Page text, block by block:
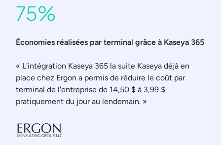
75%
Économies réalisées par terminal grâce à Kaseya 365
« L'intégration Kaseya 365 la suite Kaseya déjà en
place chez Ergon a permis de réduire le coût par
terminal de l'entreprise de 14,50 $ à 3,99 $
pratiquement du jour au lendemain. »